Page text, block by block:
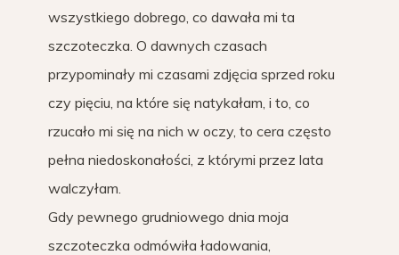
wszystkiego dobrego, co dawała mi ta
szczoteczka. O dawnych czasach
przypominały mi czasami zdjęcia sprzed roku
czy pięciu, na które się natykałam, i to, co
rzucało mi się na nich w oczy, to cera często
pełna niedoskonałości, z którymi przez lata
walczyłam.
Gdy pewnego grudniowego dnia moja
szczoteczka odmówiła ładowania,